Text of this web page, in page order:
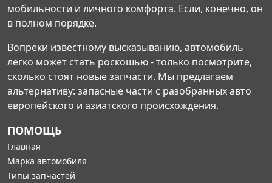
мобильности и личного комфорта. Если, конечно, он
в полном порядке.
Вопреки известному высказыванию, автомобиль
легко может стать роскошью - только посмотрите,
сколько стоят новые запчасти. Мы предлагаем
альтернативу: запасные части с разобранных авто
европейского и азиатского происхождения.
ПОМОЩЬ
Главная
Марка автомобиля
Типы запчастей